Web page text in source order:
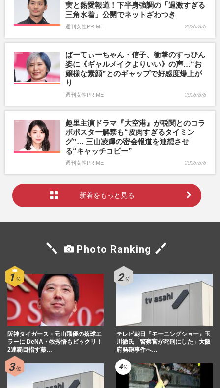
実と熱愛報道！下半身強調の「過激すぎる
三角水着」公開でネットざわつき
週刊女性PRIME 2026/8/6
ぱーてぃーちゃん・信子、衝撃のすっぴん
姿に《ギャルメイクよりいい》の声…“お
嬢様な素顔”とのギャップで好感度爆上が
り
週刊女性PRIME 2026/8/6
趣里主演ドラマ『大空港』が税関とのコラ
ボポスター解禁も“皮肉すぎるタイミン
グ”… 三山凌輝の密会報道を連想させ
る“キャッチコピー”
週刊女性PRIME 2026/8/6
新着をもっと見る
Photo Ranking
阪神タイガース・元山飛優の落球エ
ラーに DeNA・牧秀悟もビックリ！
2連覇目指す藤…
テレビ朝日『モーニングショー』玉
川徹氏「警察官が死刑にした」大阪
府発砲事件へ…